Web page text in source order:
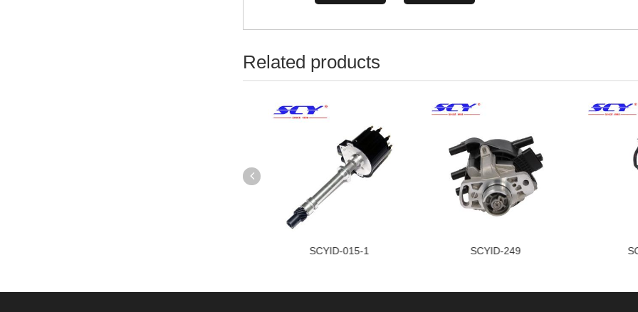
Related products
SCYID-015-1 SCYID-249